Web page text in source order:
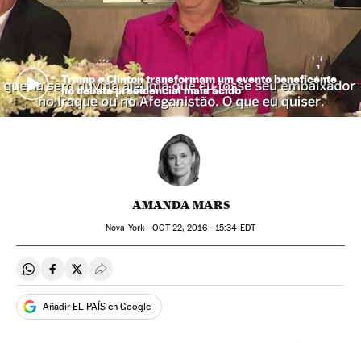
Trump e Clinton transformam um evento beneficente
no debate presidencial mais ácido
AMANDA MARS
Nova York -OCT22, 2016 - 15:34 EDT
Compartir en Whatsapp
Compartir en Facebook
Compartir en Twitter
Desplegar Redes Sociales
Añadir EL PAÍS en Google